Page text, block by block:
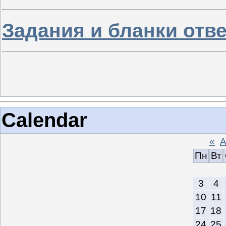
Задания и бланки
Calendar
«
Пн Вт
3
4
10 11
17 18